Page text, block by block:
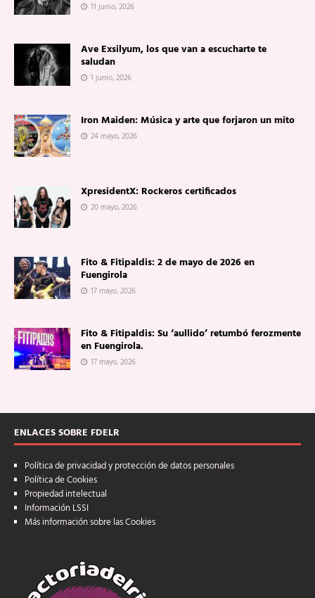
11 junio, 2026
Ave Exsilyum, los que van a escucharte te
saludan
1 junio, 2026
Iron Maiden: Música y arte que forjaron un mito
24 mayo, 2026
XpresidentX: Rockeros certificados
20 mayo, 2026
Fito & Fitipaldis: 2 de mayo de 2026 en
Fuengirola
17 mayo, 2026
Fito & Fitipaldis: Su ‘aullido’ retumbó ferozmente
en Fuengirola.
17 mayo, 2026
ENLACES SOBRE FDELR
Política de privacidad y protección de datos personales
Política de Cookies
Propiedad intelectual
Información LSSI
Más información sobre las Cookies